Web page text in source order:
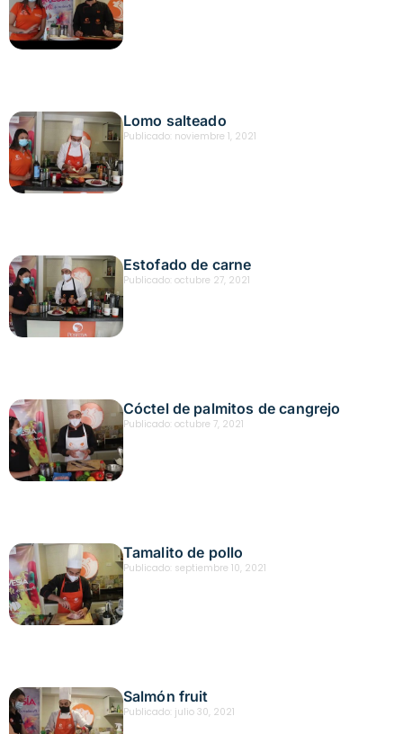
Lomo salteado
Publicado: noviembre 1, 2021
Estofado de carne
Publicado: octubre 27, 2021
Cóctel de palmitos de cangrejo
Publicado: octubre 7, 2021
Tamalito de pollo
Publicado: septiembre 10, 2021
Salmón fruit
Publicado: julio 30, 2021